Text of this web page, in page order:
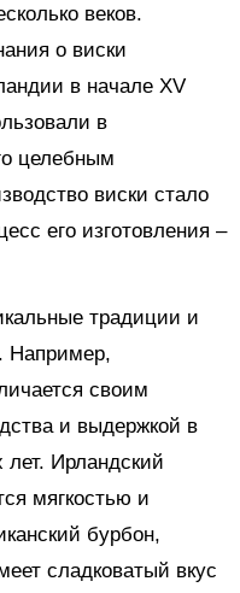
веков.
о виски
в начале XV
в
целебным
виски стало
его изготовления –
традиции и
Например,
своим
и выдержкой в
Ирландский
мягкостью и
бурбон,
сладковатый вкус